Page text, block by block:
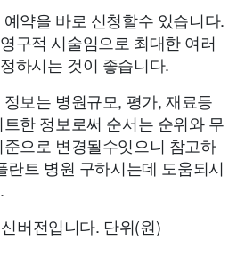
약을 바로 신청할수 있습니다.
구적 시술임으로 최대한 여러
하시는 것이 좋습니다.
보는 병원규모, 평가, 재료등
한 정보로써 순서는 순위와 무
으로 변경될수잇으니 참고하
란트 병원 구하시는데 도움되시
버전입니다. 단위(원)